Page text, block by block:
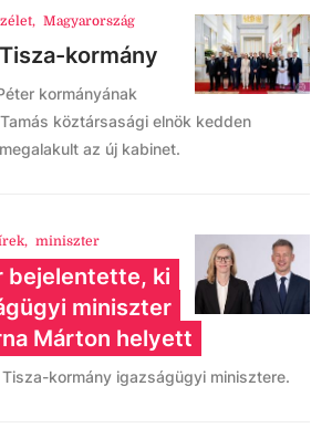
, Magyarország
kormány
kormányának
köztársasági elnök kedden
az új kabinet.
, miniszter
bejelentette, ki
miniszter
Márton helyett
kormány igazságügyi minisztere.